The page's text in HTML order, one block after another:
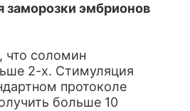
заморозки эмбрионов
что соломин
2-х. Стимуляция
протоколе
больше 10